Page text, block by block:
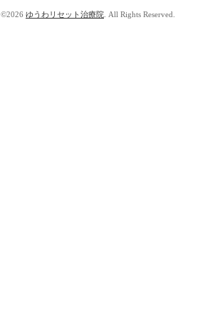
©2026 ゆうわリセット治療院 . All Rights Reserved.